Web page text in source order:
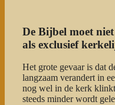
De Bijbel moet
als exclusief
Het grote gevaar is dat
langzaam verandert in
nog wel in de kerk
steeds minder wordt